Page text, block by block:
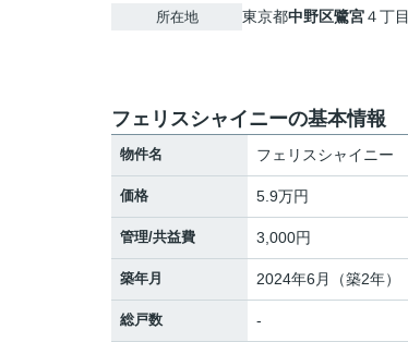
所在地 東京都中野区鷺宮４丁目
フェリスシャイニーの基本情報
物件名 フェリスシャイニー
価格 5.9万円
管理/共益費 3,000円
築年月 2024年6月（築2年）
総戸数 -